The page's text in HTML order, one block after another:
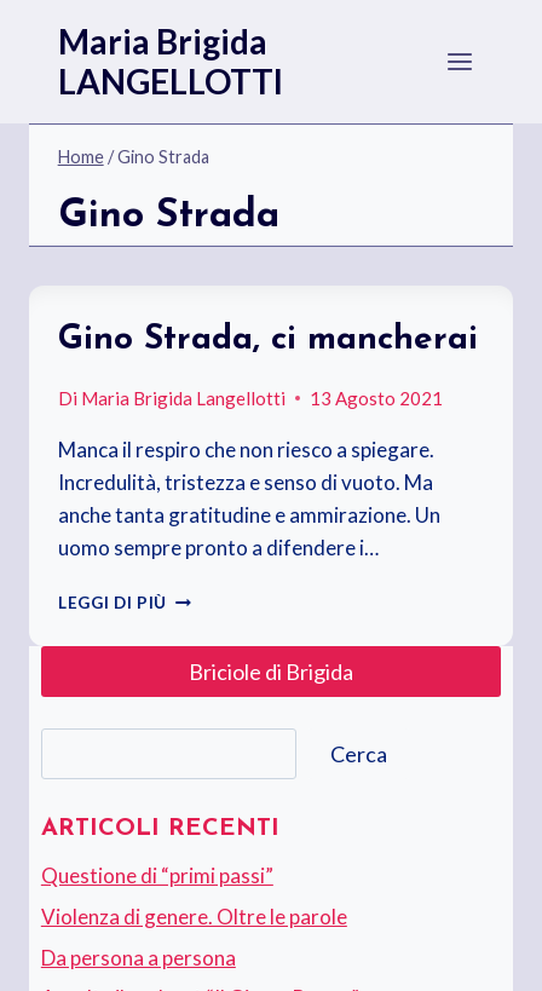
contenuto
Maria Brigida
LANGELLOTTI
Home/Gino Strada
Gino Strada
Gino Strada, ci mancherai
Di Maria Brigida Langellotti 13 Agosto 2021
Manca il respiro che non riesco a spiegare.
Incredulità, tristezza e senso di vuoto. Ma
anche tanta gratitudine e ammirazione. Un
uomo sempre pronto a difendere i…
LEGGI DI PIÙ GINO
CI
MANCHERAI
Briciole di Brigida
Cerca
ARTICOLI RECENTI
Questione di “primi passi”
Violenza di genere. Oltre le parole
Da persona a persona